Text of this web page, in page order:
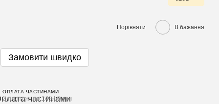
Порівняти В бажання
Замовити швидко
ОПЛАТА ЧАСТИНАМИ
2 платежі по 149.50 грн